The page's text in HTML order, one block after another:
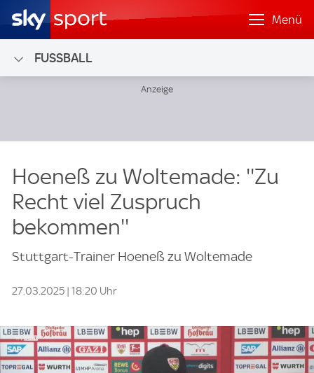
Menü
FUSSBALL
Hoeneß zu Woltemade: ''Zu
Recht viel Zuspruch
bekommen''
Stuttgart-Trainer Hoeneß zu Woltemade
27.03.2025 | 18:20 Uhr